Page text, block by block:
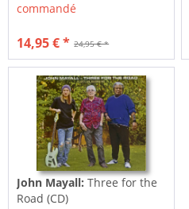
commandé
24,95 € *
14,95 € *
John Mayall:Three for the
Road (CD)